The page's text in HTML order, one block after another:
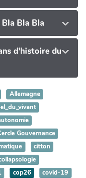
Bla Bla Bla
d'histoire du
Allemagne
Gouvernance
citton
cop26
covid-19